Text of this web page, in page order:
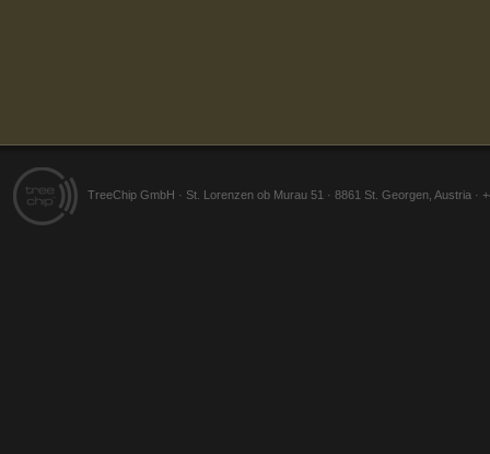
TreeChip GmbH · St. Lorenzen ob Murau 51 · 8861 St. Georgen, Austria ·